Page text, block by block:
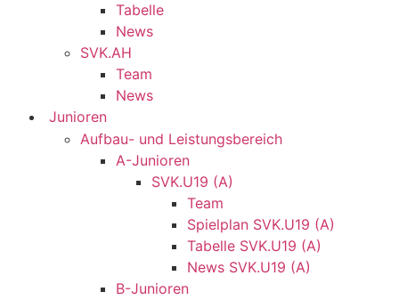
Tabelle
News
SVK.AH
Team
News
Junioren
Aufbau- und Leistungsbereich
A-Junioren
SVK.U19 (A)
Team
Spielplan SVK.U19 (A)
Tabelle SVK.U19 (A)
News SVK.U19 (A)
B-Junioren